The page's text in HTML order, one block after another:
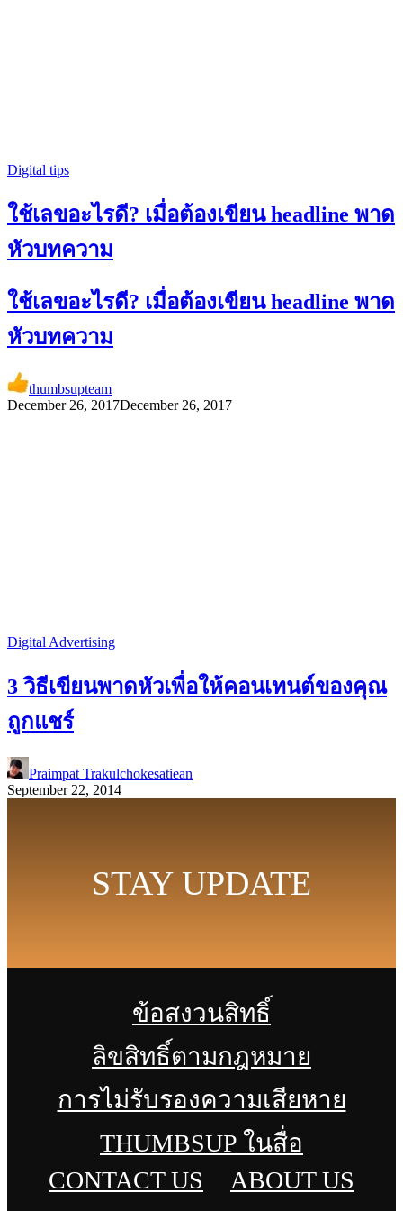
Digital tips
ใช้เลขอะไรดี? เมื่อต้องเขียน headline พาด
หัวบทความ
ใช้เลขอะไรดี? เมื่อต้องเขียน headline พาด
หัวบทความ
thumbsupteam
December 26, 2017December 26, 2017
Digital Advertising
3 วิธีเขียนพาดหัวเพื่อให้คอนเทนต์ของคุณ
ถูกแชร์
Praimpat Trakulchokesatiean
September 22, 2014
STAY UPDATE
ข้อสงวนสิทธิ์
ลิขสิทธิ์ตามกฎหมาย
การไม่รับรองความเสียหาย
THUMBSUP ในสื่อ
CONTACT US
ABOUT US